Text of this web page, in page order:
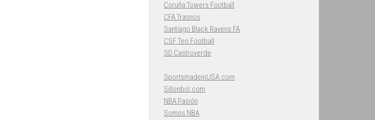
Coruña Towers Football
CFA Trasnos
Santiago Black Ravens FA
CSF Teo Football
SD Castroverde
SportsmadeinUSA.com
Sillonbol.com
NBA Pasión
Somos NBA